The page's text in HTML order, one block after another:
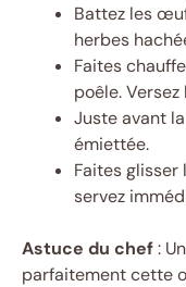
Battez les
herbes
Faites
poêle.
Juste avant
émiettée.
Faites glisser
servez
Astuce du chef:
parfaitement cette